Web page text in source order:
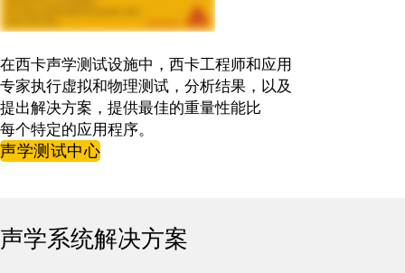
在西卡声学测试设施中，西卡工程师和应用
专家执行虚拟和物理测试，分析结果，以及
提出解决方案，提供最佳的重量性能比
每个特定的应用程序。
声学测试中心
声学系统解决方案